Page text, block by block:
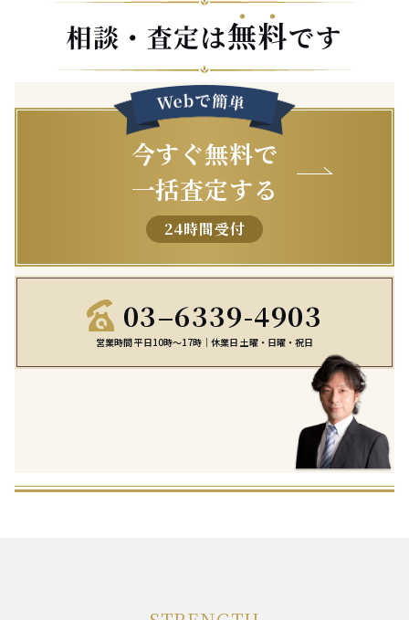
今すぐ無料で
一括査定する
24時間受付
03–6339-4903
営業時間 平日10時～17時｜休業日 土曜・日曜・祝日